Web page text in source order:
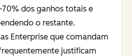
dos ganhos totais e
o restante.
Enterprise que comandam
justificam